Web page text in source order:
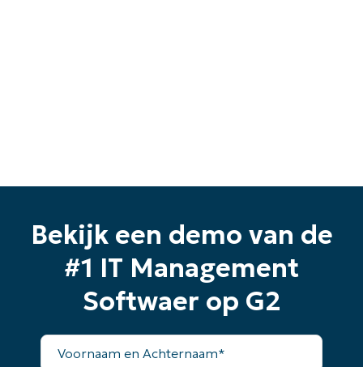
Bekijk een demo van de
#1 IT Management
Softwaer op G2
Voornaam